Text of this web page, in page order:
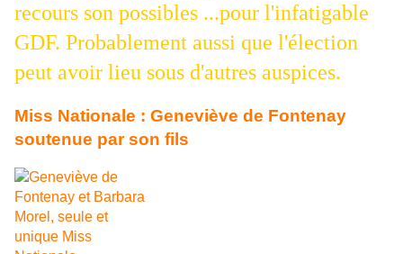
recours son possibles ...pour l'infatigable
GDF. Probablement aussi que l'élection
peut avoir lieu sous d'autres auspices.
Miss Nationale : Geneviève de Fontenay
soutenue par son fils